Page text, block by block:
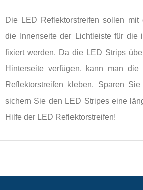
Die LED Reflektorstreifen sollen mit
die Innenseite der Lichtleiste für die
fixiert werden. Da die LED Strips
Hinterseite verfügen, kann man
Reflektorstreifen kleben. Sparen
sichern Sie den LED Stripes eine
Hilfe der LED Reflektorstreifen!